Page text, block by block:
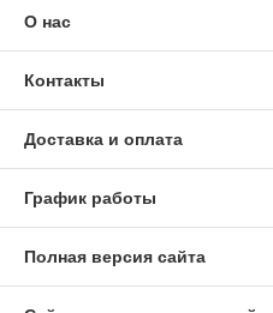
О нас
Контакты
Доставка и оплата
График работы
Полная версия сайта